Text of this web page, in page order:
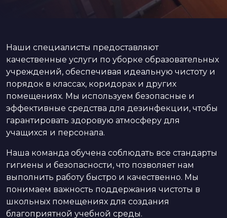
Наши специалисты предоставляют
качественные услуги по уборке образовательных
учреждений, обеспечивая идеальную чистоту и
порядок в классах, коридорах и других
помещениях. Мы используем безопасные и
эффективные средства для дезинфекции, чтобы
гарантировать здоровую атмосферу для
учащихся и персонала.
Наша команда обучена соблюдать все стандарты
гигиены и безопасности, что позволяет нам
выполнить работу быстро и качественно. Мы
понимаем важность поддержания чистоты в
школьных помещениях для создания
благоприятной учебной среды.